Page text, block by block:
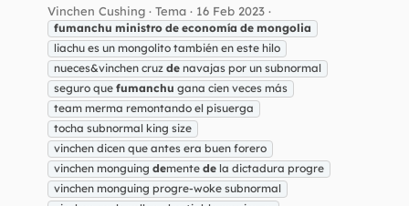
Vinchen Cushing Tema 16 Feb 2023
fumanchu ministro de economía de mongolia
liachu es un mongolito también en este hilo
nueces&vinchen cruz de navajas por un subnormal
seguro que fumanchu gana cien veces más
team merma remontando el pisuerga
tocha subnormal king size
vinchen dicen que antes era buen forero
vinchen monguing demente de la dictadura progre
vinchen monguing progre-woke subnormal